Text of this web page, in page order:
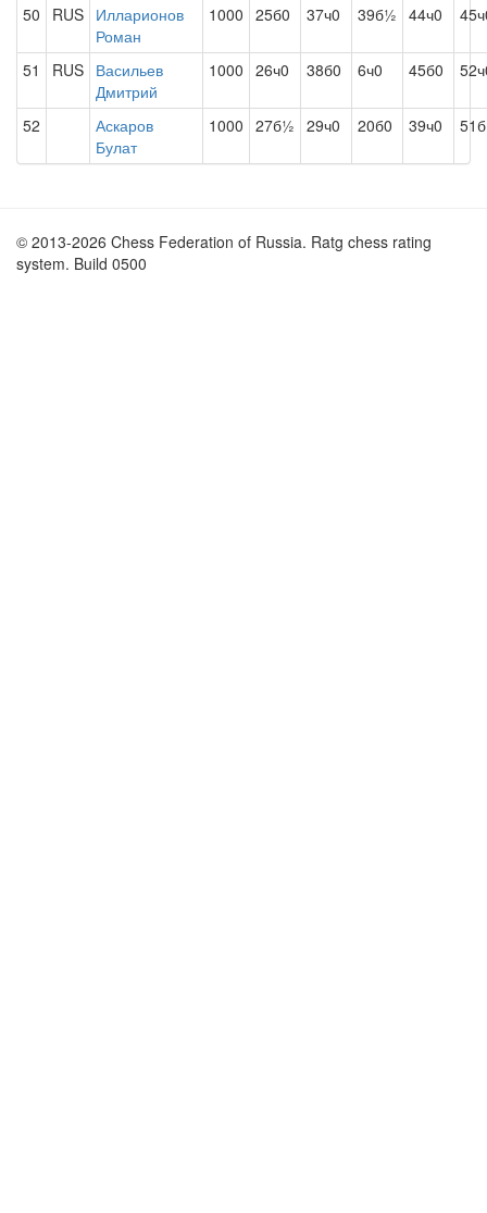
50 RUS Илларионов
Роман
1000 25б0 37ч0 39б½ 44ч0
51 RUS Васильев
Дмитрий
1000 26ч0 38б0 6ч0 45б0
52
Аскаров
Булат
1000 27б½ 29ч0 20б0 39ч0
© 2013-2026 Chess Federation of Russia. Ratg chess rating
system. Build 0500